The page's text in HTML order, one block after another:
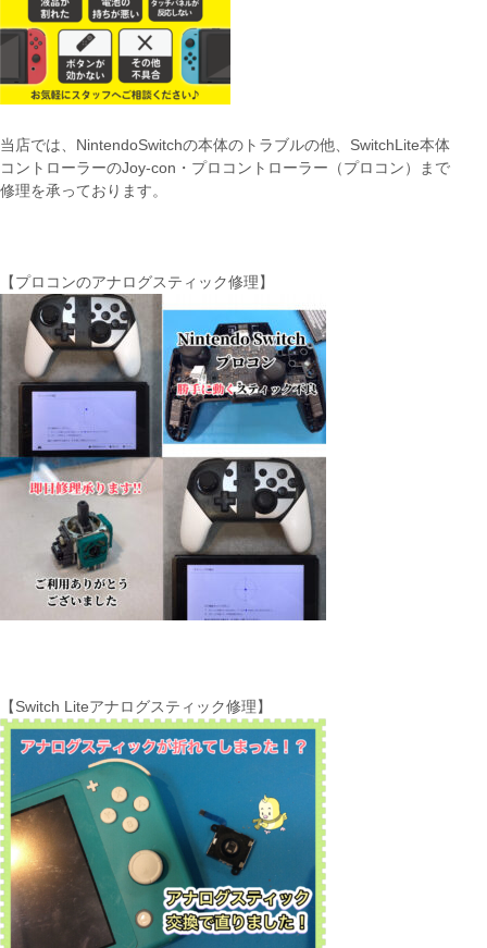
当店では、NintendoSwitchの本体のトラブルの他、SwitchLite本体
コントローラーのJoy-con・プロコントローラー（プロコン）まで
修理を承っております。
【プロコンのアナログスティック修理】
【Switch Liteアナログスティック修理】